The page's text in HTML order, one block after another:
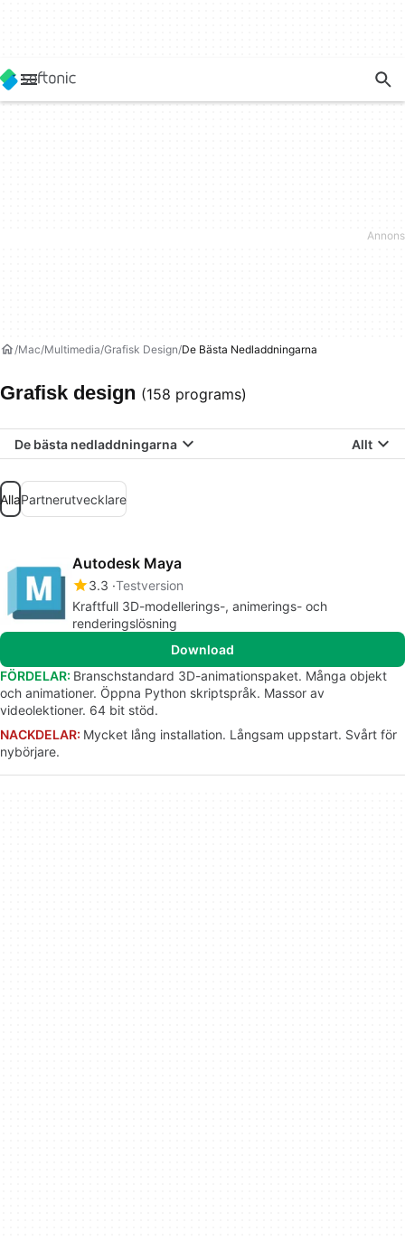
Mac Multimedia Grafisk Design De Bästa Nedladdningarna
Grafisk design (158 programs)
De bästa nedladdningarna Allt
AllaPartnerutvecklare
Autodesk Maya
3.3 Testversion
Kraftfull 3D-modellerings-, animerings- och
renderingslösning
Download
FÖRDELAR: Branschstandard 3D-animationspaket. Många objekt
och animationer. Öppna Python skriptspråk. Massor av
videolektioner. 64 bit stöd.
NACKDELAR: Mycket lång installation. Långsam uppstart. Svårt för
nybörjare.